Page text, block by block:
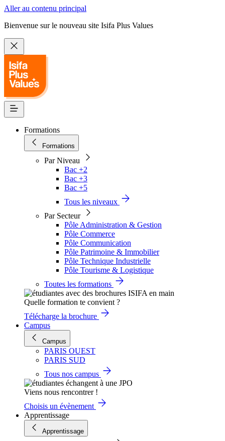
Aller au contenu principal
Bienvenue sur le nouveau site Isifa Plus Values
Formations
Formations
Par Niveau
Bac +2
Bac +3
Bac +5
Tous les niveaux
Par Secteur
Pôle Administration & Gestion
Pôle Commerce
Pôle Communication
Pôle Patrimoine & Immobilier
Pôle Technique Industrielle
Pôle Tourisme & Logistique
Toutes les formations
Quelle formation te convient ?
Télécharge la brochure
Campus
Campus
PARIS OUEST
PARIS SUD
Tous nos campus
Viens nous rencontrer !
Choisis un évènement
Apprentissage
Apprentissage